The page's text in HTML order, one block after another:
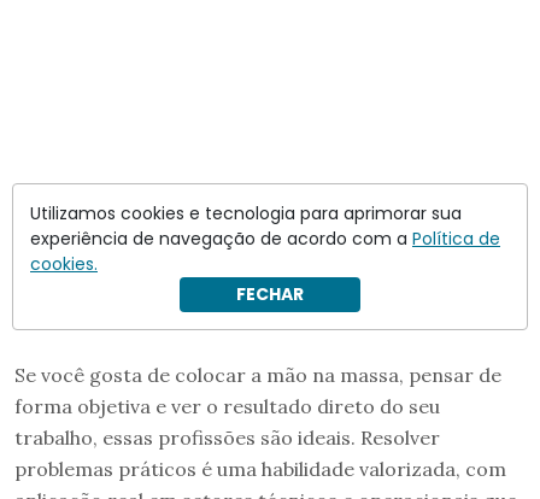
Se você gosta de colocar a mão na massa, pensar de
forma objetiva e ver o resultado direto do seu
trabalho, essas profissões são ideais. Resolver
problemas práticos é uma habilidade valorizada, com
Utilizamos cookies e tecnologia para aprimorar sua
experiência de navegação de acordo com a Política de
cookies.
FECHAR